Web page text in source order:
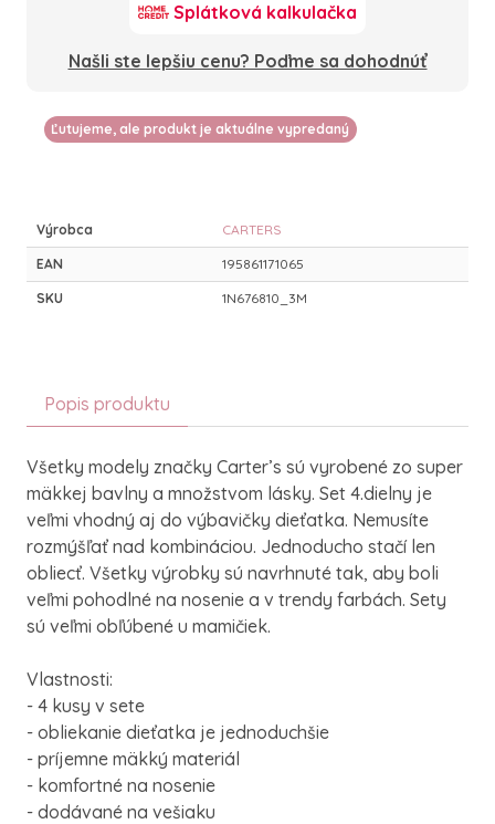
Splátková kalkulačka
Našli ste lepšiu cenu? Poďme sa dohodnúť
Ľutujeme, ale produkt je aktuálne vypredaný
Výrobca CARTERS
EAN 195861171065
SKU 1N676810_3M
Popis produktu
Všetky modely značky Carter’s sú vyrobené zo super
mäkkej bavlny a množstvom lásky. Set 4.dielny je
veľmi vhodný aj do výbavičky dieťatka. Nemusíte
rozmýšľať nad kombináciou. Jednoducho stačí len
obliecť. Všetky výrobky sú navrhnuté tak, aby boli
veľmi pohodlné na nosenie a v trendy farbách. Sety
sú veľmi obľúbené u mamičiek.
Vlastnosti:
- 4 kusy v sete
- obliekanie dieťatka je jednoduchšie
- príjemne mäkký materiál
- komfortné na nosenie
- dodávané na vešiaku